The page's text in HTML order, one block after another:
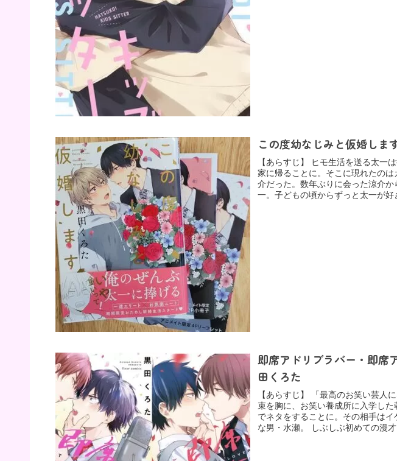
この度幼なじみと仮婚しま
【あらすじ】 ヒモ生活を送る太一
家に帰ることに。そこに現れたの
介だった。数年ぶりに会った涼介
一。子どもの頃からずっと太一が好
即席アドリブラバー・即席アドリ
田くろた
【あらすじ】 「最高のお笑い芸人
束を胸に、お笑い養成所に入学し
でネタをすることに。その相手は
な男・水瀬。 しぶしぶ初めての漫